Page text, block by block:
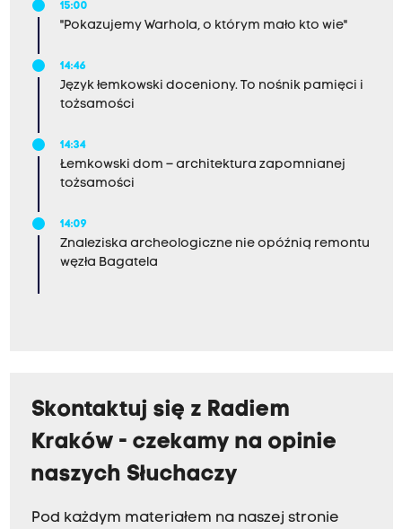
15:00
"Pokazujemy Warhola, o którym mało kto wie"
14:46
Język łemkowski doceniony. To nośnik pamięci i
tożsamości
14:34
Łemkowski dom – architektura zapomnianej
tożsamości
14:09
Znaleziska archeologiczne nie opóźnią remontu
węzła Bagatela
Skontaktuj się z Radiem
Kraków - czekamy na opinie
naszych Słuchaczy
Pod każdym materiałem na naszej stronie